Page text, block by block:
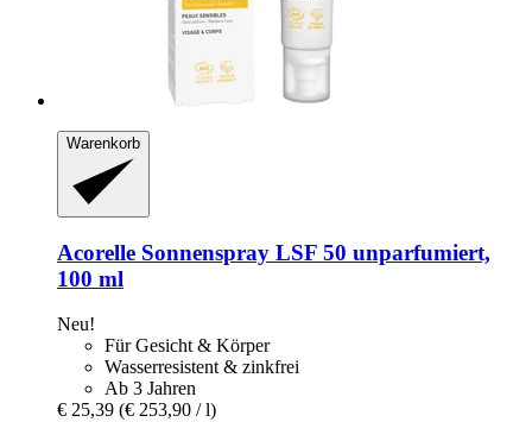
Warenkorb
Acorelle Sonnenspray LSF 50 unparfumiert,
100 ml
Neu!
Für Gesicht & Körper
Wasserresistent & zinkfrei
Ab 3 Jahren
€ 25,39 (€ 253,90 / l)